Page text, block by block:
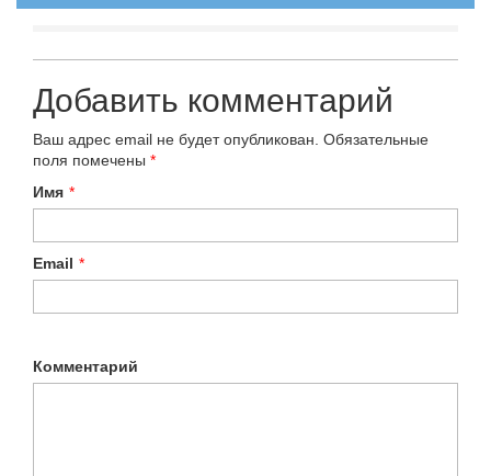
Добавить комментарий
Ваш адрес email не будет опубликован. Обязательные
поля помечены *
Имя *
Email *
Комментарий